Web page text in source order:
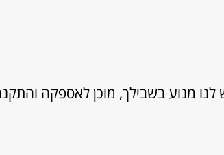
מנוע בשבילך, מוכן לאספקה